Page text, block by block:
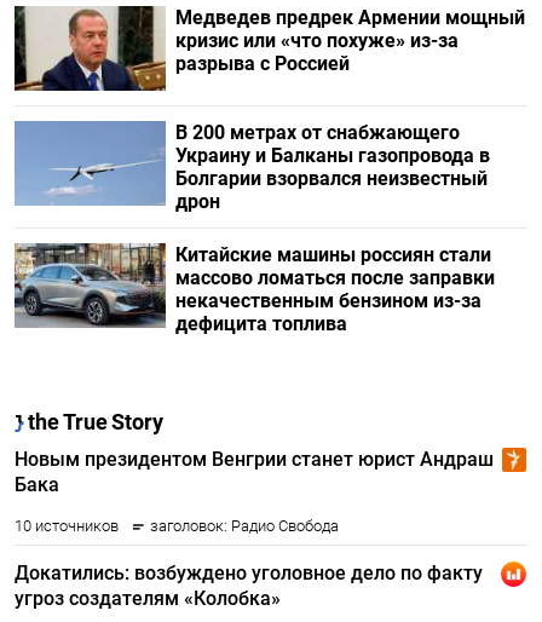
Медведев предрек Армении мощный
кризис или «что похуже» из-за
разрыва с Россией
В 200 метрах от снабжающего
Украину и Балканы газопровода в
Болгарии взорвался неизвестный
дрон
Китайские машины россиян стали
массово ломаться после заправки
некачественным бензином из-за
дефицита топлива